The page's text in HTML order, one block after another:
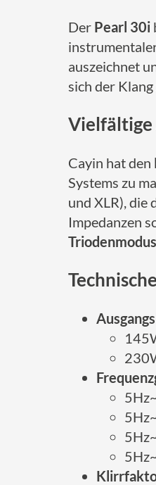
Der Pearl 30i
auszeichnet
sich der
Vielfältige
Cayin hat den
Systems zu
und XLR),
Impedanzen
Triodenmodus